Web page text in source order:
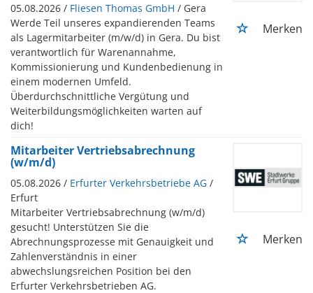
05.08.2026 / Fliesen Thomas GmbH / Gera
Werde Teil unseres expandierenden Teams
als Lagermitarbeiter (m/w/d) in Gera. Du bist
verantwortlich für Warenannahme,
Kommissionierung und Kundenbedienung in
einem modernen Umfeld.
Überdurchschnittliche Vergütung und
Weiterbildungsmöglichkeiten warten auf
dich!
Merken
Mitarbeiter Vertriebsabrechnung
(w/m/d)
05.08.2026 / Erfurter Verkehrsbetriebe AG /
Erfurt
Mitarbeiter Vertriebsabrechnung (w/m/d)
gesucht! Unterstützen Sie die
Abrechnungsprozesse mit Genauigkeit und
Zahlenverständnis in einer
abwechslungsreichen Position bei den
Erfurter Verkehrsbetrieben AG.
Merken